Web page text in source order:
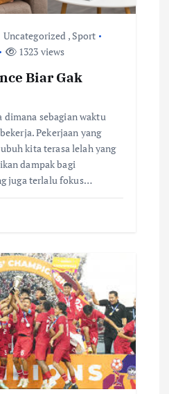
Uncategorized , Sport
1323 views
Biar Gak
dimana sebagian waktu
Pekerjaan yang
kita terasa lelah yang
dampak bagi
juga terlalu fokus…